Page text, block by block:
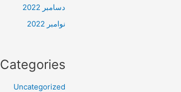
دسامبر 2022
نوامبر 2022
Categories
Uncategorized